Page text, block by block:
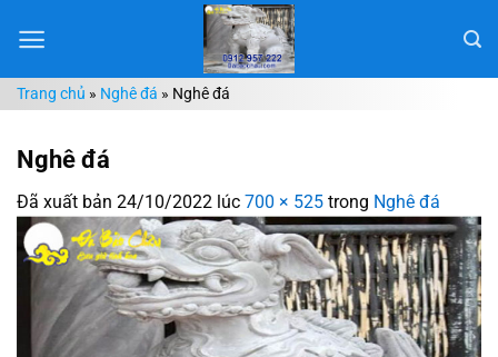
đến
dungTrang chủ » Nghê đá » Nghê đá
Nghê đá
Đã xuất bản 24/10/2022 lúc 700 × 525 trong Nghê đá